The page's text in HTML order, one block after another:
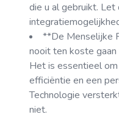
die u al gebruikt.
**De Menselijke
nooit ten koste gaan
Het is essentieel
efficiëntie en een
Technologie
niet.